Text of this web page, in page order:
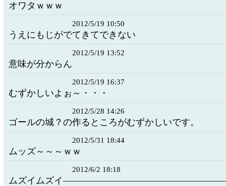
オワタｗｗｗ
2012/5/19 10:50
うえにもじがでてきてできない
2012/5/19 13:52
意味が分からん
2012/5/19 16:37
むずかしいよぉ～・・・
2012/5/28 14:26
ゴールの城？の作るところがむずかしいです。
2012/5/31 18:44
ムッズ～～～ｗｗ
2012/6/2 18:18
ムズイムズイ